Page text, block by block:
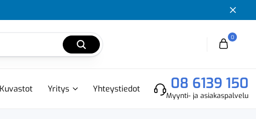
0
Cart
Kuvastot Yritys Yhteystiedot 08 6139 150
Myynti- ja asiakaspalvelu